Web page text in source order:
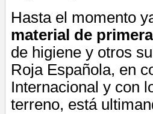
Hasta el momento
material de
de higiene y otros
Roja Española, en
Internacional y con
terreno, está